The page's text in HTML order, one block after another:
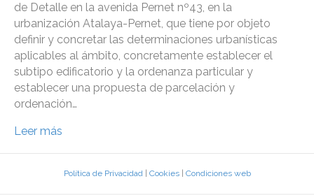
de Detalle en la avenida Pernet nº43, en la
urbanización Atalaya-Pernet, que tiene por objeto
definir y concretar las determinaciones urbanísticas
aplicables al ámbito, concretamente establecer el
subtipo edificatorio y la ordenanza particular y
establecer una propuesta de parcelación y
ordenación…
Leer más
Política de Privacidad| Cookies| Condiciones web